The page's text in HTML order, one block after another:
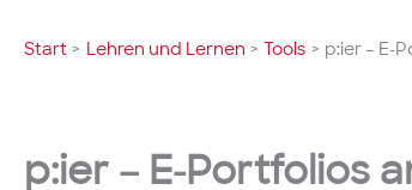
Start Lehren und Lernen Tools p:ier – E-
p:ier – E-Portfolios